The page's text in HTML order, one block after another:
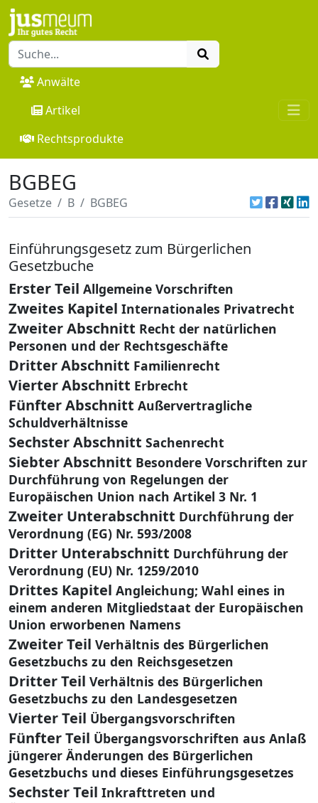
Anwälte
Artikel
Rechtsprodukte
BGBEG
Gesetze B BGBEG
Einführungsgesetz zum Bürgerlichen
Gesetzbuche
Erster Teil Allgemeine Vorschriften
Zweites Kapitel Internationales Privatrecht
Zweiter Abschnitt Recht der natürlichen
Personen und der Rechtsgeschäfte
Dritter Abschnitt Familienrecht
Vierter Abschnitt Erbrecht
Fünfter Abschnitt Außervertragliche
Schuldverhältnisse
Sechster Abschnitt Sachenrecht
Siebter Abschnitt Besondere Vorschriften zur
Durchführung von Regelungen der
Europäischen Union nach Artikel 3 Nr. 1
Zweiter Unterabschnitt Durchführung der
Verordnung (EG) Nr. 593/2008
Dritter Unterabschnitt Durchführung der
Verordnung (EU) Nr. 1259/2010
Drittes Kapitel Angleichung; Wahl eines in
einem anderen Mitgliedstaat der Europäischen
Union erworbenen Namens
Zweiter Teil Verhältnis des Bürgerlichen
Gesetzbuchs zu den Reichsgesetzen
Dritter Teil Verhältnis des Bürgerlichen
Gesetzbuchs zu den Landesgesetzen
Vierter Teil Übergangsvorschriften
Fünfter Teil Übergangsvorschriften aus Anlaß
jüngerer Änderungen des Bürgerlichen
Gesetzbuchs und dieses Einführungsgesetzes
Sechster Teil Inkrafttreten und